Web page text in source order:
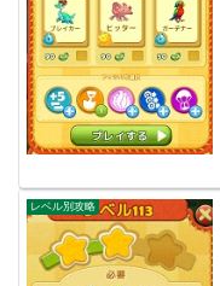
レベル別攻略